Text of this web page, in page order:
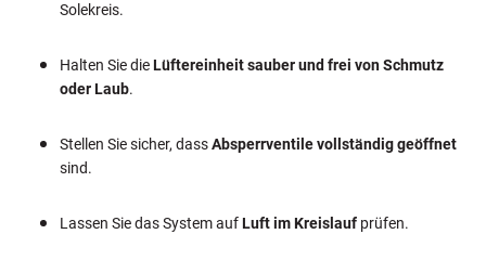
Solekreis.
Halten Sie dieLüftereinheit sauber und frei von Schmutz
oder Laub.
Stellen Sie sicher, dassAbsperrventile vollständig geöffnet
sind.
Lassen Sie das System aufLuft im Kreislauf prüfen.